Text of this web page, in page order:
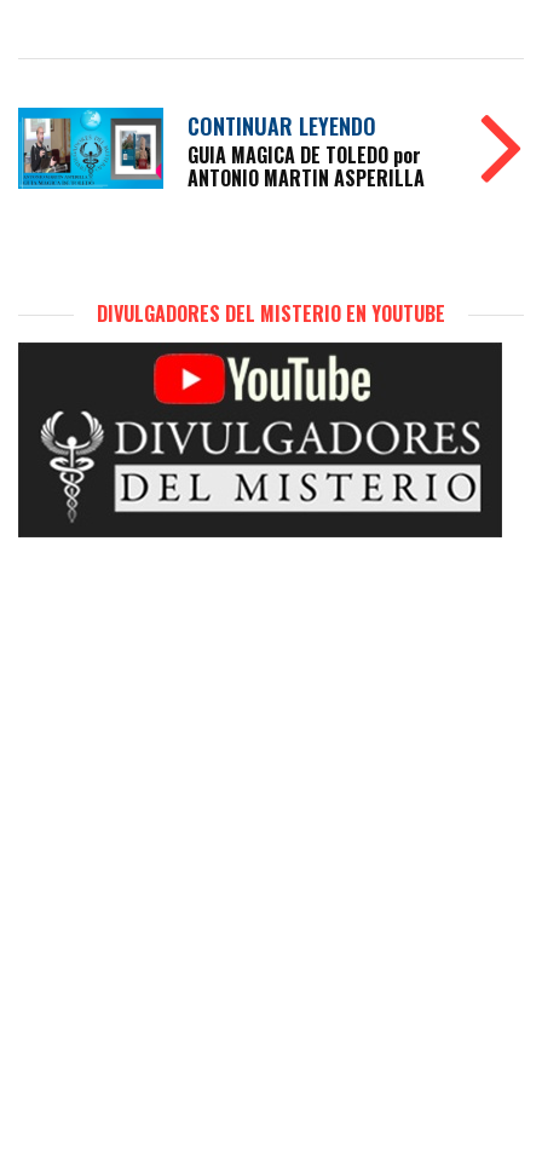
CONTINUAR LEYENDO
GUIA MAGICA DE TOLEDO por
ANTONIO MARTIN ASPERILLA
DIVULGADORES DEL MISTERIO EN YOUTUBE